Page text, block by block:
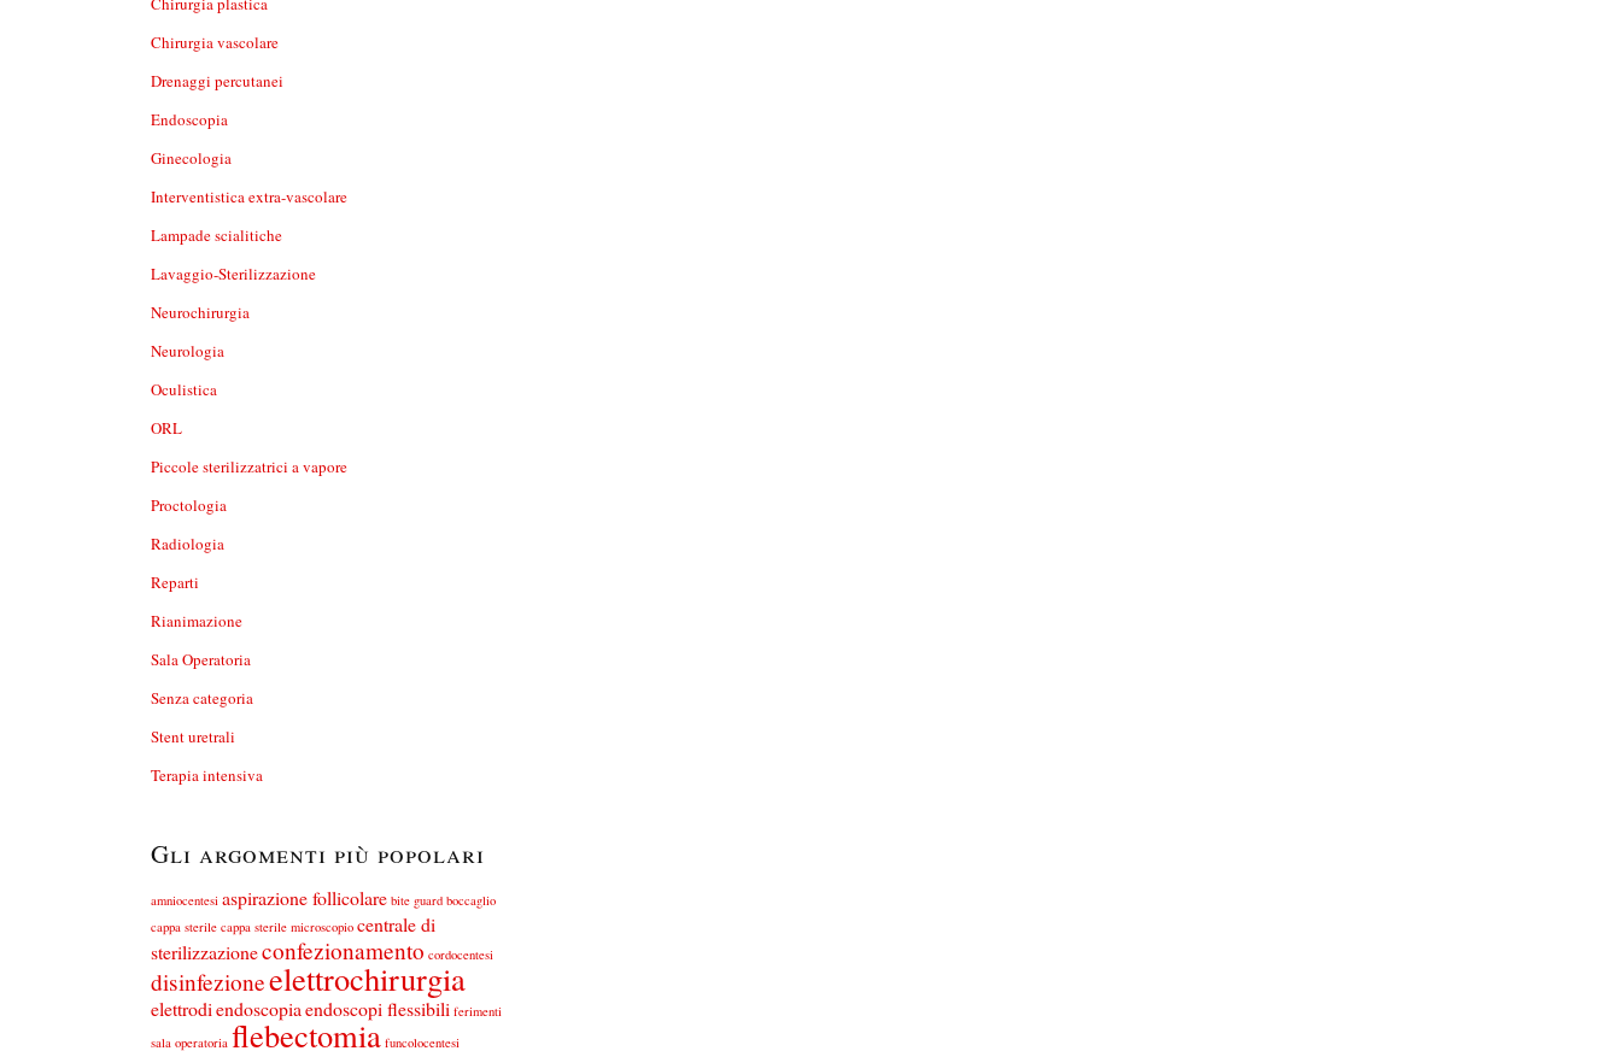
Chirurgia vascolare
Drenaggi percutanei
Endoscopia
Ginecologia
Interventistica extra-vascolare
Lampade scialitiche
Lavaggio-Sterilizzazione
Neurochirurgia
Neurologia
Oculistica
ORL
Piccole sterilizzatrici a vapore
Proctologia
Radiologia
Reparti
Rianimazione
Sala Operatoria
Senza categoria
Stent uretrali
Terapia intensiva
Gli argomenti più popolari
amniocentesi aspirazione follicolare bite guard boccaglio
cappa sterile cappa sterile microscopio centrale di
sterilizzazioneconfezionamento cordocentesi
disinfezioneelettrochirurgia
elettrodiendoscopiaendoscopi flessibili ferimenti
sala operatoria flebectomia funcolocentesi